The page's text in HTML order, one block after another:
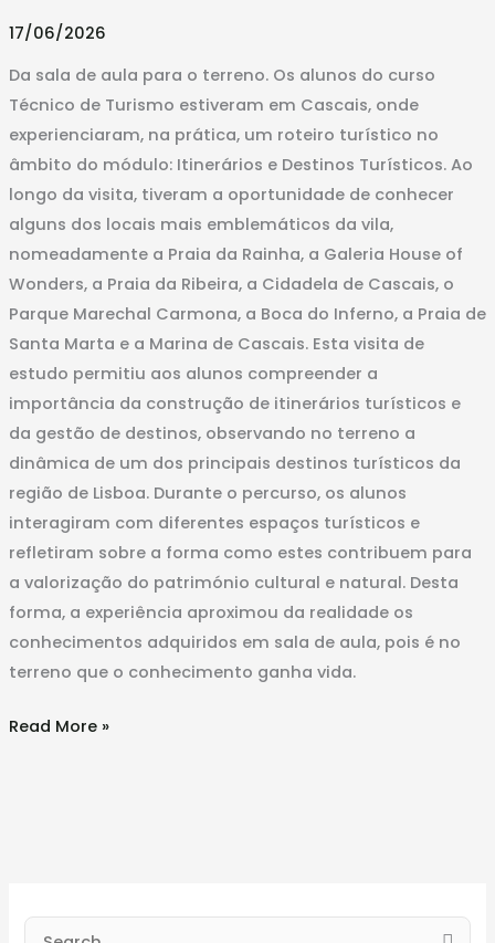
17/06/2026
Da sala de aula para o terreno. Os alunos do curso
Técnico de Turismo estiveram em Cascais, onde
experienciaram, na prática, um roteiro turístico no
âmbito do módulo: Itinerários e Destinos Turísticos. Ao
longo da visita, tiveram a oportunidade de conhecer
alguns dos locais mais emblemáticos da vila,
nomeadamente a Praia da Rainha, a Galeria House of
Wonders, a Praia da Ribeira, a Cidadela de Cascais, o
Parque Marechal Carmona, a Boca do Inferno, a Praia de
Santa Marta e a Marina de Cascais. Esta visita de
estudo permitiu aos alunos compreender a
importância da construção de itinerários turísticos e
da gestão de destinos, observando no terreno a
dinâmica de um dos principais destinos turísticos da
região de Lisboa. Durante o percurso, os alunos
interagiram com diferentes espaços turísticos e
refletiram sobre a forma como estes contribuem para
a valorização do património cultural e natural. Desta
forma, a experiência aproximou da realidade os
conhecimentos adquiridos em sala de aula, pois é no
terreno que o conhecimento ganha vida.
a
Cascais
Read More »